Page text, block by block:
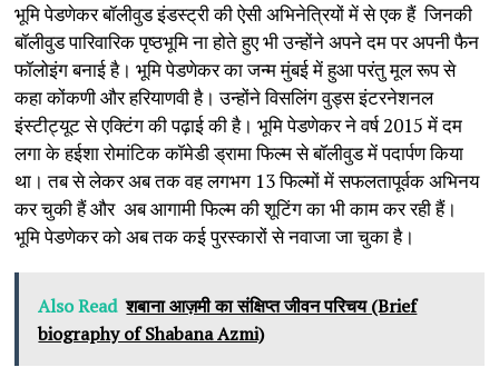
भूमि पेडणेकर बॉलीवुड इंडस्ट्री की ऐसी अभिनेत्रियों में से एक हैं जिनकी
बॉलीवुड पारिवारिक पृष्ठभूमि ना होते हुए भी उन्होंने अपने दम पर अपनी फैन
फॉलोइंग बनाई है। भूमि पेडणेकर का जन्म मुंबई में हुआ परंतु मूल रूप से
कहा कोंकणी और हरियाणवी है। उन्होंने विसलिंग वुड्स इंटरनेशनल
इंस्टीट्यूट से एक्टिंग की पढ़ाई की है। भूमि पेडणेकर ने वर्ष 2015 में दम
लगा के हईशा रोमांटिक कॉमेडी ड्रामा फिल्म से बॉलीवुड में पदार्पण किया
था। तब से लेकर अब तक वह लगभग 13 फिल्मों में सफलतापूर्वक अभिनय
कर चुकी हैं और अब आगामी फिल्म की शूटिंग का भी काम कर रही हैं।
भूमि पेडणेकर को अब तक कई पुरस्कारों से नवाजा जा चुका है।
Also Read शबाना आज़मी का संक्षिप्त जीवन परिचय (Brief
biography of Shabana Azmi)